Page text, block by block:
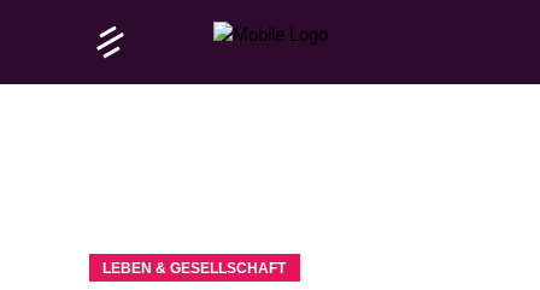
LEBEN & GESELLSCHAFT